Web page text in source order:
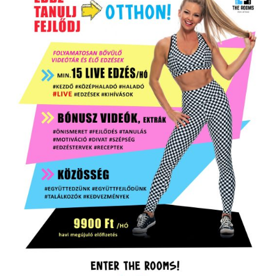
Gy.I.K.
Tagság
ELŐFIZETÉS MEGRENDELÉSE
/
RÉSZLETEK